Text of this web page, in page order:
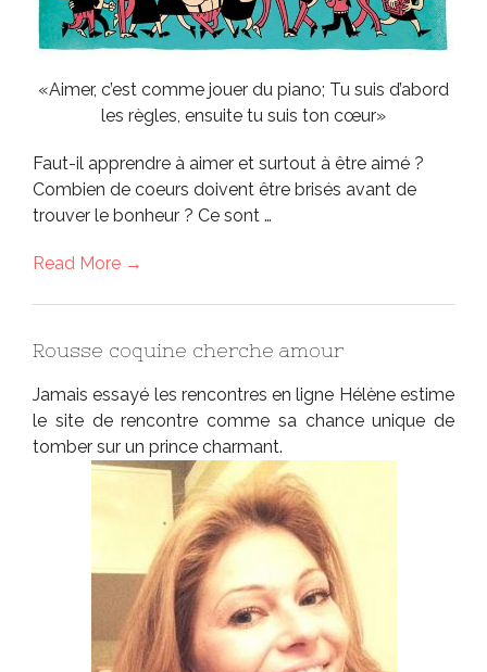
«Aimer, c’est comme jouer du piano; Tu suis d’abord
les règles, ensuite tu suis ton cœur»
Faut-il apprendre à aimer et surtout à être aimé ?
Combien de coeurs doivent être brisés avant de
trouver le bonheur ? Ce sont …
Read More →
Rousse coquine cherche amour
Jamais essayé les rencontres en ligne Hélène estime
le site de rencontre comme sa chance unique de
tomber sur un prince charmant.